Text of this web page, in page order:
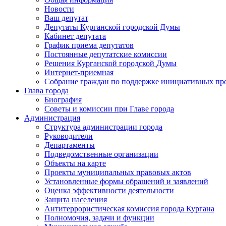
Новости
Ваш депутат
Депутаты Курганской городской Думы
Кабинет депутата
График приема депутатов
Постоянные депутатские комиссии
Решения Курганской городской Думы
Интернет-приемная
Собрание граждан по поддержке инициативных
Глава города
Биография
Советы и комиссии при Главе города
Администрация
Структура администрации города
Руководители
Департаменты
Подведомственные организации
Объекты на карте
Проекты муниципальных правовых актов
Установленные формы обращений и заявлений
Оценка эффективности деятельности
Защита населения
Антитеррористическая комиссия города Кургана
Полномочия, задачи и функции